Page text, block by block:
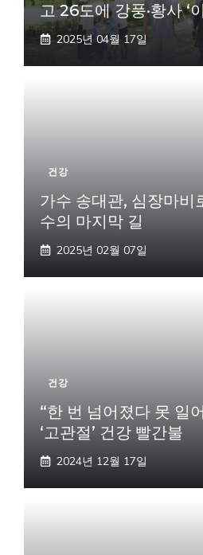
고 26도에 강풍·황사 ‘
2025년 04월 17일
건강
가수 송대관, 심장마비
수의 마지막 길
2025년 02월 07일
건강
“한 번 넘어졌다 못 일
‘고관절’ 건강 빨간불
2024년 12월 17일